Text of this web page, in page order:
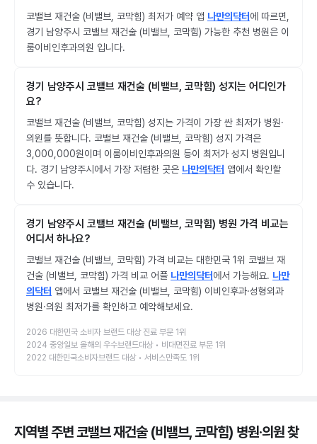
코밸브 재건술 (비밸브, 코막힘) 최저가 예약 앱 나만의닥터에 따르면,
경기 남양주시 코밸브 재건술 (비밸브, 코막힘) 가능한 추천 병원은 이
룸이비인후과의원 입니다.
경기 남양주시 코밸브 재건술 (비밸브, 코막힘) 성지는 어디인가
요?
코밸브 재건술 (비밸브, 코막힘) 성지는 가격이 가장 싼 최저가 병원·
의원를 뜻합니다. 코밸브 재건술 (비밸브, 코막힘) 성지 가격은
3,000,000원이며 이룸이비인후과의원 등이 최저가 성지 병원입니
다. 경기 남양주시에서 가장 저렴한 곳은 나만의닥터 앱에서 확인할
수 있습니다.
경기 남양주시 코밸브 재건술 (비밸브, 코막힘) 병원 가격 비교는
어디서 하나요?
코밸브 재건술 (비밸브, 코막힘) 가격 비교는 대한민국 1위 코밸브 재
건술 (비밸브, 코막힘) 가격 비교 어플 나만의닥터에서 가능해요. 나만
의닥터 앱에서 코밸브 재건술 (비밸브, 코막힘) 이비인후과·성형외과
병원·의원 최저가를 확인하고 예약해보세요.
2026 대한민국 소비자 브랜드 대상 진료 부문 1위
2024 중앙일보 올해의 우수브랜드대상 • 비대면진료 부문 1위
2022 대한민국소비자브랜드 대상 • 서비스만족도 1위
지역별 주변 코밸브 재건술 (비밸브, 코막힘) 병원·의원찾